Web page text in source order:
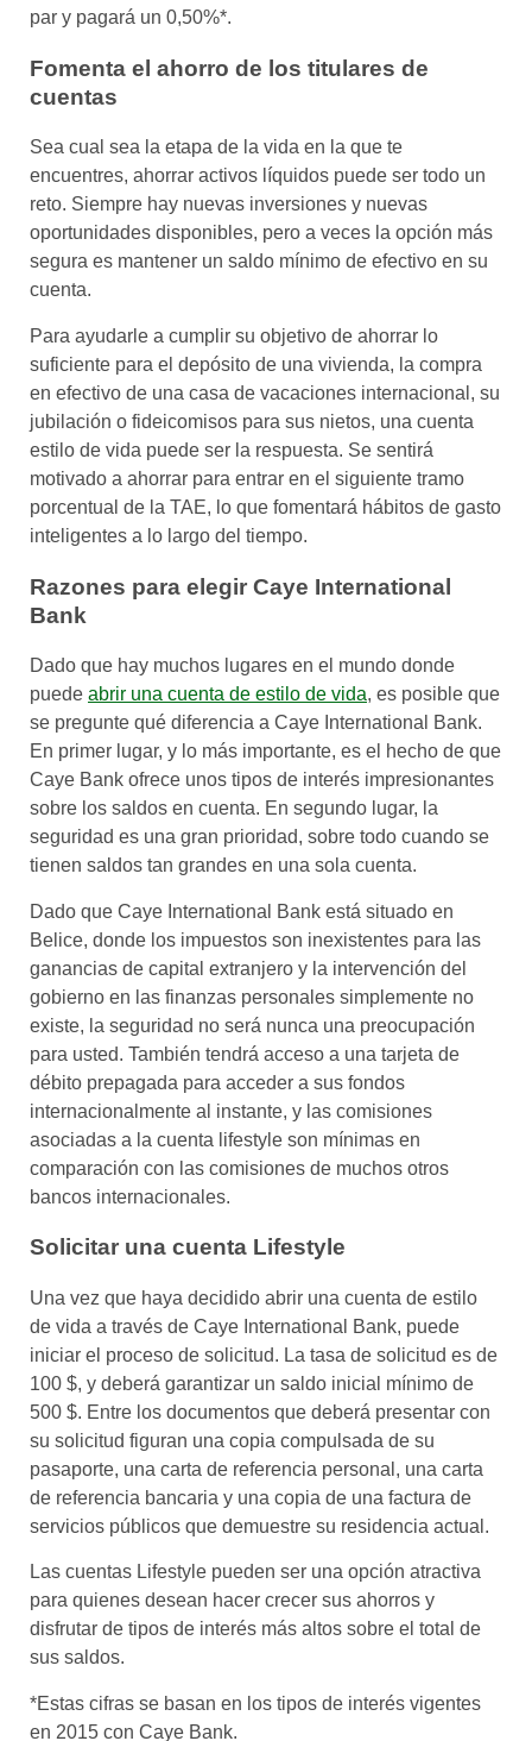
par y pagará un 0,50%*.
Fomenta el ahorro de los titulares de
cuentas
Sea cual sea la etapa de la vida en la que te
encuentres, ahorrar activos líquidos puede ser todo un
reto. Siempre hay nuevas inversiones y nuevas
oportunidades disponibles, pero a veces la opción más
segura es mantener un saldo mínimo de efectivo en su
cuenta.
Para ayudarle a cumplir su objetivo de ahorrar lo
suficiente para el depósito de una vivienda, la compra
en efectivo de una casa de vacaciones internacional, su
jubilación o fideicomisos para sus nietos, una cuenta
estilo de vida puede ser la respuesta. Se sentirá
motivado a ahorrar para entrar en el siguiente tramo
porcentual de la TAE, lo que fomentará hábitos de gasto
inteligentes a lo largo del tiempo.
Razones para elegir Caye International
Bank
Dado que hay muchos lugares en el mundo donde
puede abrir una cuenta de estilo de vida, es posible que
se pregunte qué diferencia a Caye International Bank.
En primer lugar, y lo más importante, es el hecho de que
Caye Bank ofrece unos tipos de interés impresionantes
sobre los saldos en cuenta. En segundo lugar, la
seguridad es una gran prioridad, sobre todo cuando se
tienen saldos tan grandes en una sola cuenta.
Dado que Caye International Bank está situado en
Belice, donde los impuestos son inexistentes para las
ganancias de capital extranjero y la intervención del
gobierno en las finanzas personales simplemente no
existe, la seguridad no será nunca una preocupación
para usted. También tendrá acceso a una tarjeta de
débito prepagada para acceder a sus fondos
internacionalmente al instante, y las comisiones
asociadas a la cuenta lifestyle son mínimas en
comparación con las comisiones de muchos otros
bancos internacionales.
Solicitar una cuenta Lifestyle
Una vez que haya decidido abrir una cuenta de estilo
de vida a través de Caye International Bank, puede
iniciar el proceso de solicitud. La tasa de solicitud es de
100 $, y deberá garantizar un saldo inicial mínimo de
500 $. Entre los documentos que deberá presentar con
su solicitud figuran una copia compulsada de su
pasaporte, una carta de referencia personal, una carta
de referencia bancaria y una copia de una factura de
servicios públicos que demuestre su residencia actual.
Las cuentas Lifestyle pueden ser una opción atractiva
para quienes desean hacer crecer sus ahorros y
disfrutar de tipos de interés más altos sobre el total de
sus saldos.
*Estas cifras se basan en los tipos de interés vigentes
en 2015 con Caye Bank.